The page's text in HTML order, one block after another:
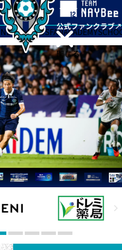
閉じる
NEWSGOODSFANACADEMY